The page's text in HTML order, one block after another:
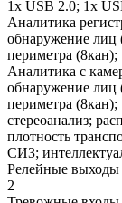
1х USB 2.0; 1х
Аналитика
обнаружение лиц
периметра
Аналитика с
обнаружение лиц
периметра
стереоанализ;
плотность
СИЗ;
Релейные выходы
2